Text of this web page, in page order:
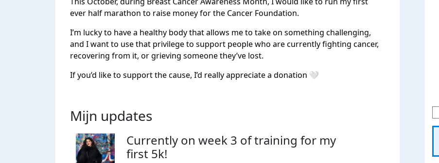
ever half marathon to raise money for the Cancer Foundation.
I’m lucky to have a healthy body that allows me to take on something challenging,
and I want to use that privilege to support people who are currently fighting cancer,
recovering from it, or grieving someone they’ve lost.
If you’d like to support the cause, I’d really appreciate a donation 🤍
Mijn updates
Currently on week 3 of training for my
first 5k!